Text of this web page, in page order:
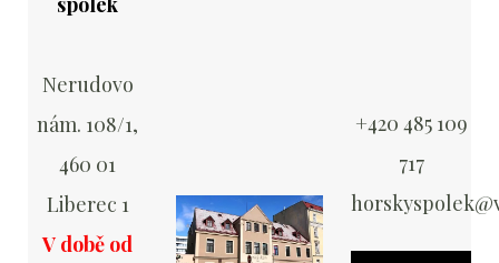
Nerudovo
nám. 108/1,
460 01
Liberec 1
V době od
+420 485 109
717